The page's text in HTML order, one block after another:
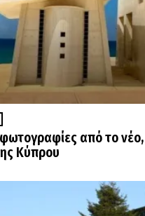
από το νέο,
Κύπρου